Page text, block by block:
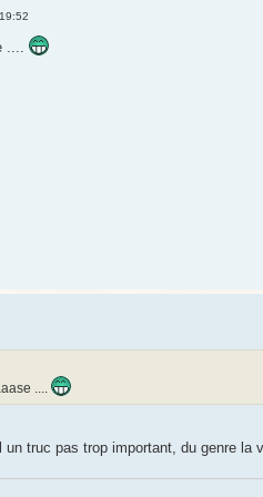
....
....
un truc pas trop important, du genre